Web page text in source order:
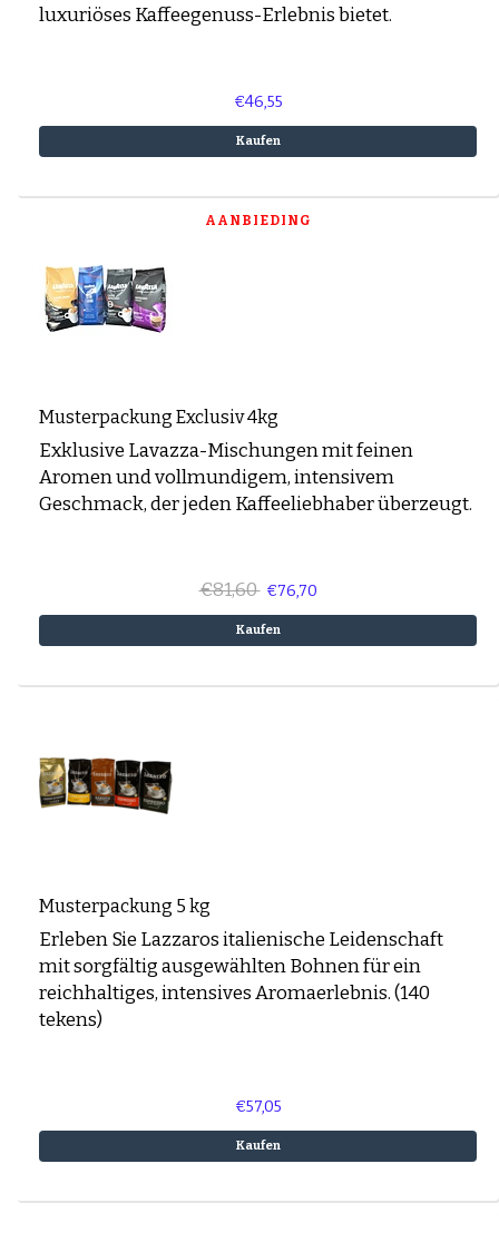
luxuriöses Kaffeegenuss-Erlebnis bietet.
€46,55
Kaufen
AANBIEDING
Musterpackung Exclusiv 4kg
Exklusive Lavazza-Mischungen mit feinen
Aromen und vollmundigem, intensivem
Geschmack, der jeden Kaffeeliebhaber überzeugt.
€81,60 €76,70
Kaufen
Musterpackung 5 kg
Erleben Sie Lazzaros italienische Leidenschaft
mit sorgfältig ausgewählten Bohnen für ein
reichhaltiges, intensives Aromaerlebnis. (140
tekens)
€57,05
Kaufen